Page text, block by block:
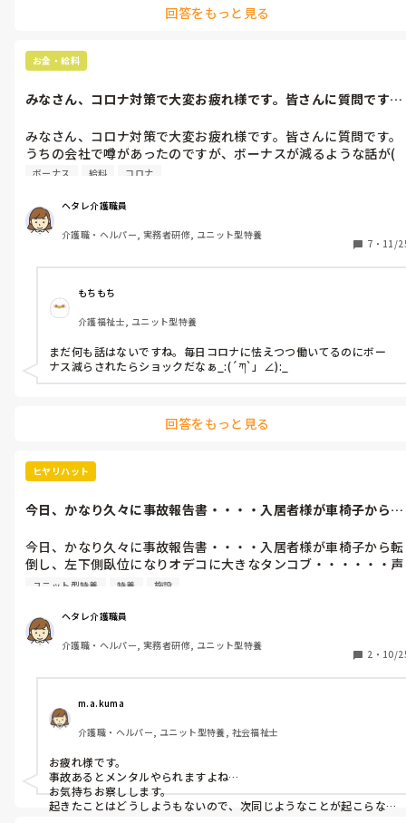
回答をもっと見る
お金・給料
みなさん、コロナ対策で大変お疲れ様です。皆さんに質問です。
みなさん、コロナ対策で大変お疲れ様です。皆さんに質問です。
うちの会社で噂があったのですが、ボーナスが減るような話が(
´;ﾟ;∀;ﾟ;)コロナのお陰で・・・皆さんの所は、どうですか？
ボーナス 給料 コロナ
ヘタレ介護職員
介護職・ヘルパー, 実務者研修, ユニット型特養
7 ・ 11/
もちもち
介護福祉士, ユニット型特養
まだ何も話はないですね。毎日コロナに怯えつつ働いてるのにボー
ナス減らされたらショックだなぁ_:(´ཀ`」∠):_
回答をもっと見る
ヒヤリハット
今日、かなり久々に事故報告書・・・・入居者様が車椅子から転
今日、かなり久々に事故報告書・・・・入居者様が車椅子から転
倒し、左下側臥位になりオデコに大きなタンコブ・・・・・・声
掛けし痛いとこないか聞くと「頭・・・」と。「ごめんなさ
｀・｡)それがまた、辛い。・゜゜(ノД`)
ユニット型特養 特養 施設
ヘタレ介護職員
介護職・ヘルパー, 実務者研修, ユニット型特養
2 ・ 10/
m.a.kuma
介護職・ヘルパー, ユニット型特養, 社会福祉士
お疲れ様です。
事故あるとメンタルやられますよね…
お気持ちお察しします。
起きたことはどうしようもないので、次同じようなことが起こらな